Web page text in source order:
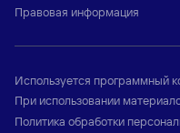
Правовая информация
Используется программный
При использовании
Политика обработки